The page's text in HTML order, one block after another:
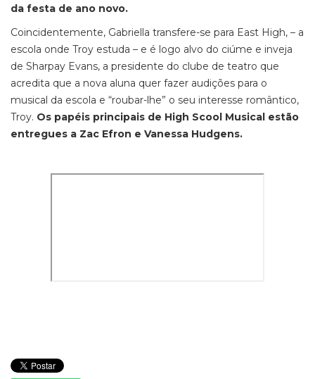
da festa de ano novo.
Coincidentemente, Gabriella transfere-se para East High, – a
escola onde Troy estuda – e é logo alvo do ciúme e inveja
de Sharpay Evans, a presidente do clube de teatro que
acredita que a nova aluna quer fazer audições para o
musical da escola e “roubar-lhe” o seu interesse romântico,
Troy. Os papéis principais de High Scool Musical estão
entregues a Zac Efron e Vanessa Hudgens.